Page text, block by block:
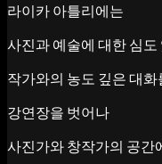
라이카 아틀리에는
사진과 예술에 대한 심도
작가와의 농도 깊은 대
강연장을 벗어나
사진가와 창작가의 공간